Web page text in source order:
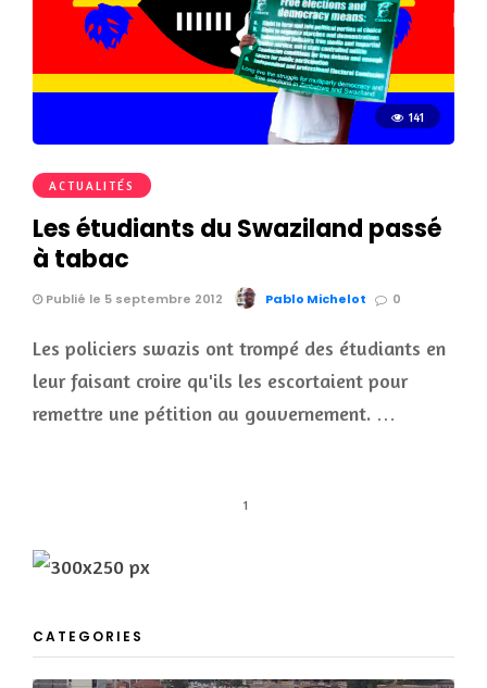
141
ACTUALITÉS
Les étudiants du Swaziland passé
à tabac
Publié le 5 septembre 2012 Pablo Michelot 0
Les policiers swazis ont trompé des étudiants en
leur faisant croire qu'ils les escortaient pour
remettre une pétition au gouvernement. …
1
CATEGORIES